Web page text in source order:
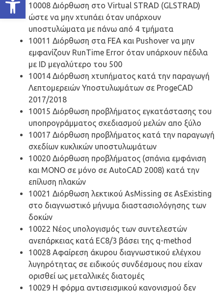
10008 Διόρθωση στο Virtual STRAD (GLSTRAD)
ώστε να μην χτυπάει όταν υπάρχουν
υποστυλώματα με πάνω από 4 τμήματα
10011 Διόρθωση στα FEA και Pushover να μην
εμφανίζουν RunTime Error όταν υπάρχουν πέδιλα
με ID μεγαλύτερο του 500
10014 Διόρθωση χτυπήματος κατά την παραγωγή
Λεπτομερειών Υποστυλωμάτων σε ProgeCAD
2017/2018
10015 Διόρθωση προβλήματος εγκατάστασης του
υποπρογράμματος σχεδιασμού μελών απο ξύλο
10017 Διόρθωση προβλήματος κατά την παραγωγή
σχεδίων κυκλικών υποστυλωμάτων
10020 Διόρθωση προβλήματος (σπάνια εμφάνιση
και ΜΟΝΟ σε μόνο σε AutoCAD 2008) κατά την
επίλυση πλακών
10021 Διόρθωση λεκτικού AsMissing σε AsExisting
στο διαγνωστικό μήνυμα διαστασιολόγησης των
δοκών
10022 Νέος υπολογισμός των συντελεστών
ανεπάρκειας κατά EC8/3 βάσει της q-method
10028 Αφαίρεση άκυρου διαγνωστικού ελέγχου
λυγηρότητας σε ειδικούς συνδέσμους που είχαν
ορισθεί ως μεταλλικές διατομές
10029 Η φόρμα αντισεισμικού κανονισμού δεν